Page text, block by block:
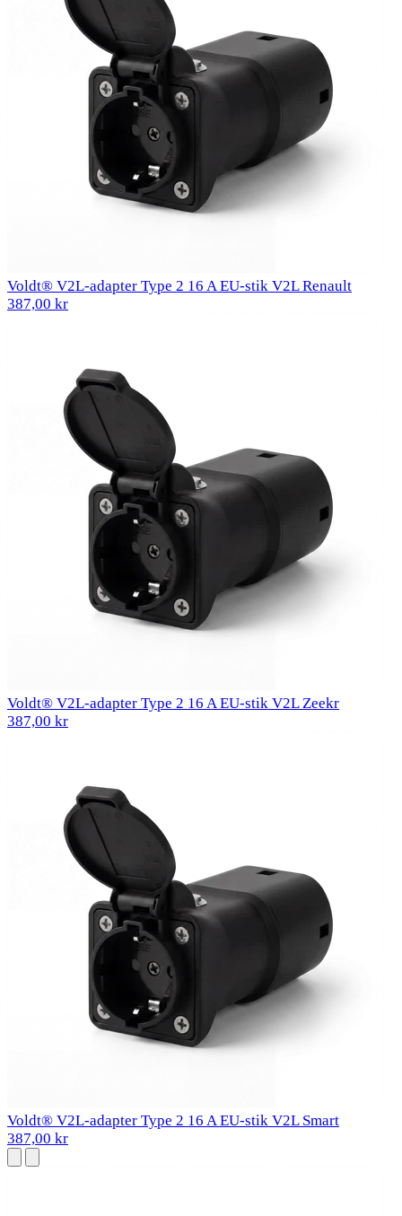
Voldt® V2L-adapter Type 2 16 A EU-stik V2L Renault
387,00 kr
Voldt® V2L-adapter Type 2 16 A EU-stik V2L Zeekr
387,00 kr
Voldt® V2L-adapter Type 2 16 A EU-stik V2L Smart
387,00 kr